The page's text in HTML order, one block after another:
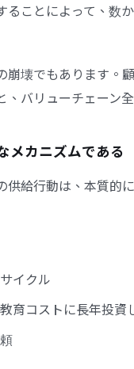
ことによって、数
崩壊でもあります。
バリューチェーン
メカニズムである
給行動は、本質的
イクル
育コストに長年投資